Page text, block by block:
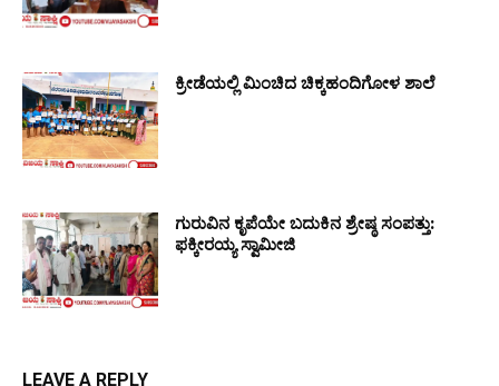
ಕ್ರೀಡೆಯಲ್ಲಿ ಮಿಂಚಿದ ಚಿಕ್ಕಹಂದಿಗೋಳ ಶಾಲೆ
ಗುರುವಿನ ಕೃಪೆಯೇ ಬದುಕಿನ ಶ್ರೇಷ್ಠ ಸಂಪತ್ತು:
ಫಕ್ಕೀರಯ್ಯ ಸ್ವಾಮೀಜಿ
LEAVE A REPLY